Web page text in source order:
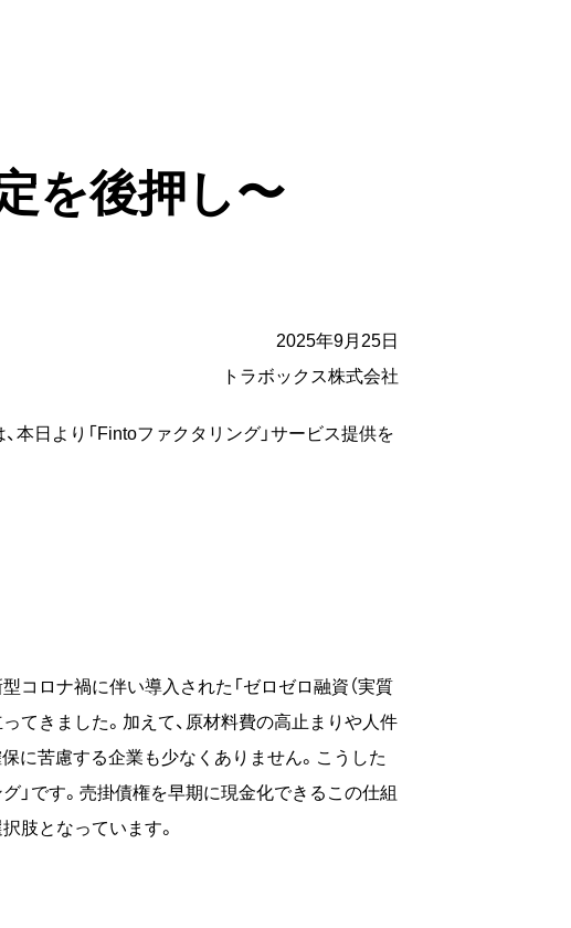
を後押し〜
2025年9月25日
トラボックス株式会社
本日より「Fintoファクタリング」サービス提供を
コロナ禍に伴い導入された「ゼロゼロ融資（実質
てきました。加えて、原材料費の高止まりや人件
に苦慮する企業も少なくありません。こうした
」です。売掛債権を早期に現金化できるこの仕組
肢となっています。